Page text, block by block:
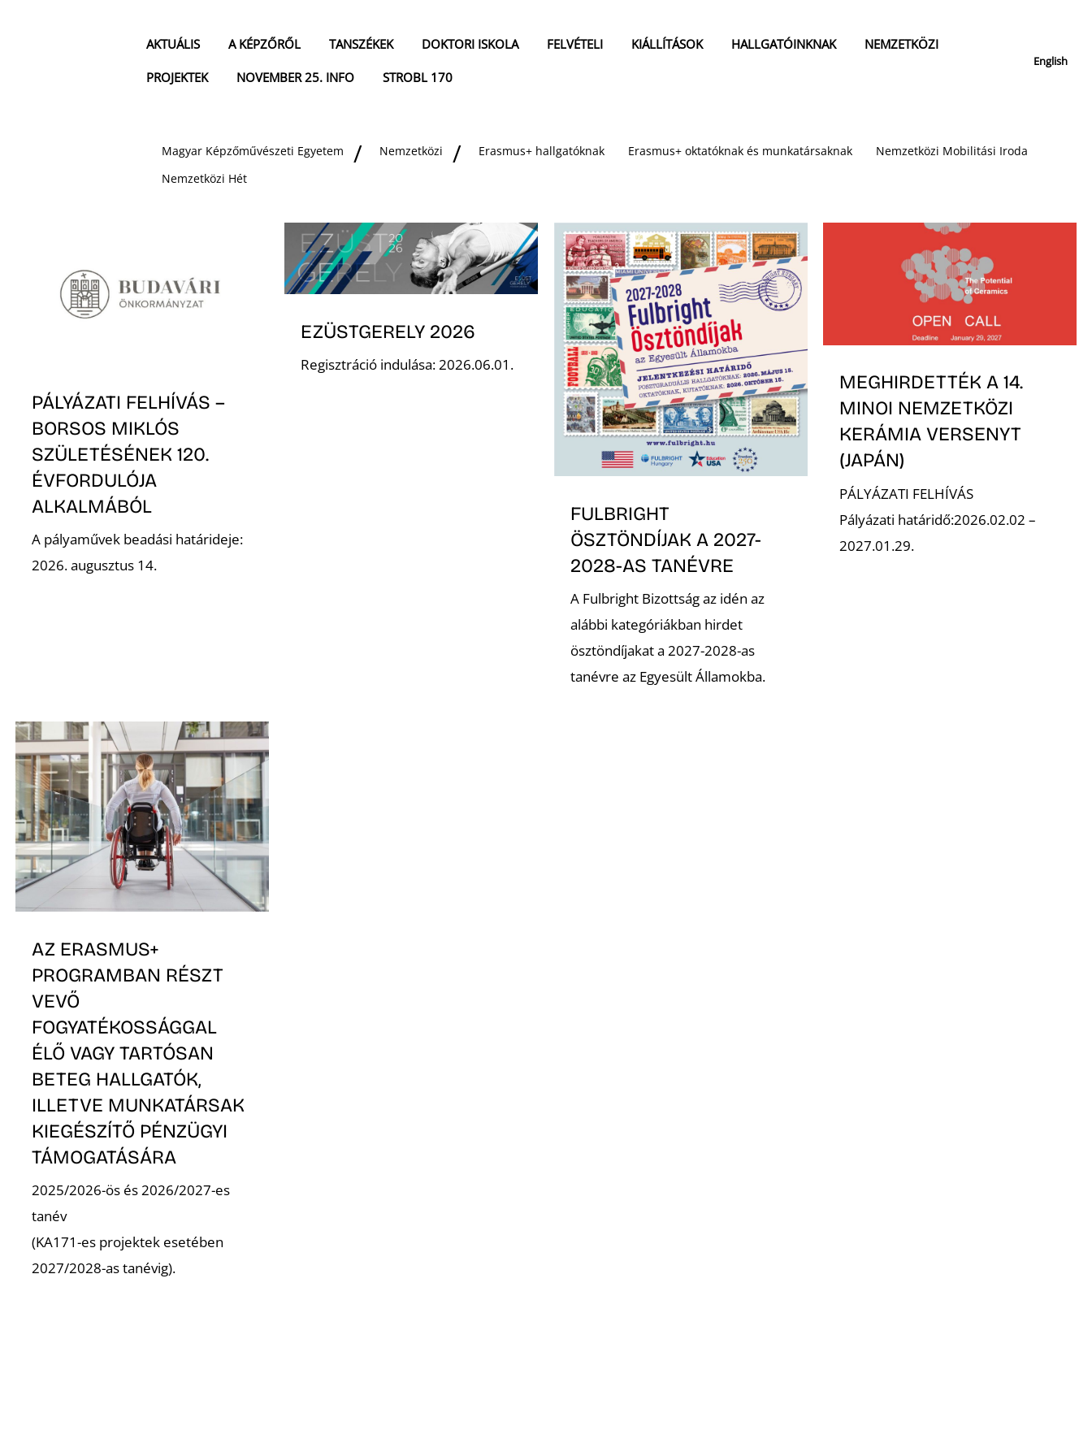
AKTUÁLIS A KÉPZŐRŐL TANSZÉKEK DOKTORI ISKOLA FELVÉTELI KIÁLLÍTÁSOK HALLGATÓINKNAK
NEMZETKÖZI
PROJEKTEK
NOVEMBER 25. INFO STROBL 170
English
Magyar Képzőművészeti Egyetem Nemzetközi Erasmus+ hallgatóknak Erasmus+ oktatóknak és munkatársaknak
Nemzetközi Mobilitási Iroda
Nemzetközi Hét
PÁLYÁZATI FELHÍVÁS –
BORSOS MIKLÓS
SZÜLETÉSÉNEK 120.
ÉVFORDULÓJA
ALKALMÁBÓL
A pályaművek beadási határideje:
2026. augusztus 14.
EZÜSTGERELY 2026
Regisztráció indulása: 2026.06.01.
FULBRIGHT
ÖSZTÖNDÍJAK A 2027-
2028-AS TANÉVRE
A Fulbright Bizottság az idén az
alábbi kategóriákban hirdet
ösztöndíjakat a 2027-2028-as
tanévre az Egyesült Államokba.
MEGHIRDETTÉK A 14.
MINOI NEMZETKÖZI
KERÁMIA VERSENYT
(JAPÁN)
PÁLYÁZATI FELHÍVÁS
Pályázati határidő:2026.02.02 –
2027.01.29.
AZ ERASMUS+
PROGRAMBAN RÉSZT
VEVŐ
FOGYATÉKOSSÁGGAL
ÉLŐ VAGY TARTÓSAN
BETEG HALLGATÓK,
ILLETVE MUNKATÁRSAK
KIEGÉSZÍTŐ PÉNZÜGYI
TÁMOGATÁSÁRA
2025/2026-ös és 2026/2027-es
tanév
(KA171-es projektek esetében
2027/2028-as tanévig).